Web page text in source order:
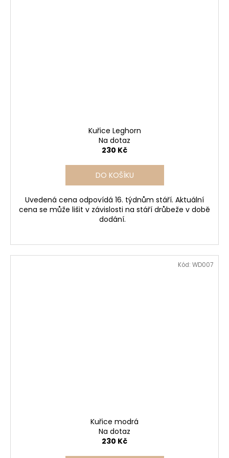
Kuřice Leghorn
Na dotaz
230 Kč
DO KOŠÍKU
Uvedená cena odpovídá 16. týdnům stáří. Aktuální
cena se může lišit v závislosti na stáří drůbeže v době
dodání.
Kuřice modrá
Na dotaz
230 Kč
Kód: WD007